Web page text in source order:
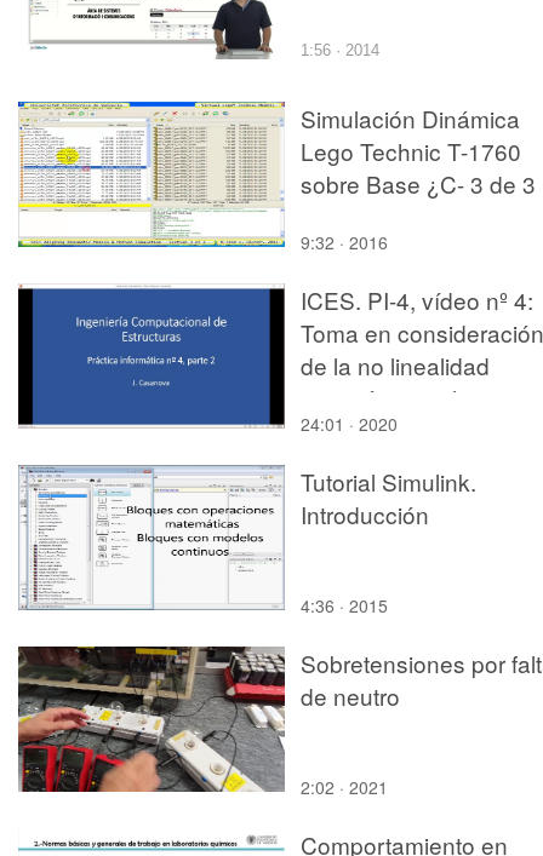
1:56 · 2014
Simulación Dinámica
Lego Technic T-1760
sobre Base ¿C- 3 de 3
9:32 · 2016
ICES. PI-4, vídeo nº 4:
Toma en consideración
de la no linealidad
cinemática en la
determinación de
24:01 · 2020
Tutorial Simulink.
Introducción
4:36 · 2015
Sobretensiones por
de neutro
2:02 · 2021
Comportamiento en